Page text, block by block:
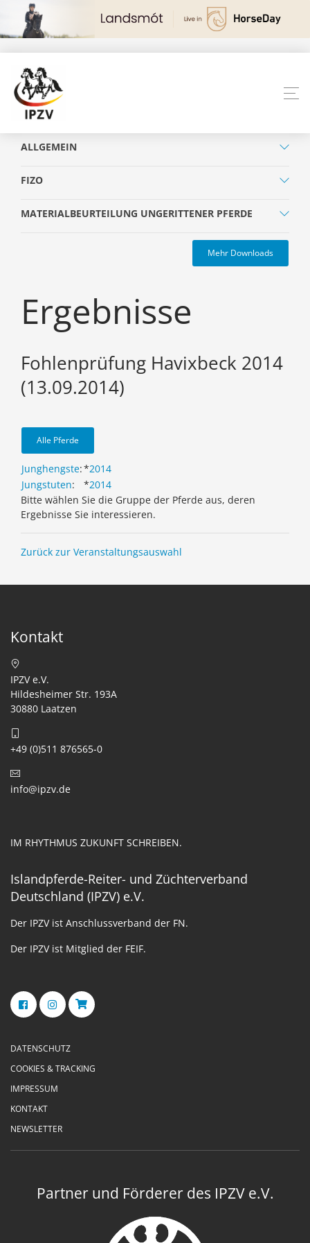
ALLGEMEIN
FIZO
MATERIALBEURTEILUNG UNGERITTENER PFERDE
Mehr Downloads
Ergebnisse
Fohlenprüfung Havixbeck 2014
(13.09.2014)
Alle Pferde
Junghengste:*2014
Jungstuten: *2014
Bitte wählen Sie die Gruppe der Pferde aus, deren
Ergebnisse Sie interessieren.
Zurück zur Veranstaltungsauswahl
Kontakt
IPZV e.V.
Hildesheimer Str. 193A
30880 Laatzen
+49 (0)511 876565-0
info@ipzv.de
IM RHYTHMUS ZUKUNFT SCHREIBEN.
Islandpferde-Reiter- und Züchterverband
Deutschland (IPZV) e.V.
Der IPZV ist Anschlussverband der FN.
Der IPZV ist Mitglied der FEIF.
DATENSCHUTZ
COOKIES & TRACKING
IMPRESSUM
KONTAKT
NEWSLETTER
Partner und Förderer des IPZV e.V.